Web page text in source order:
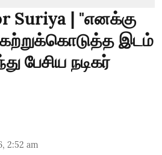
Suriya | "எனக்கு
இடம்
பேசிய நடிகர்
2:52 am